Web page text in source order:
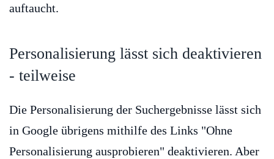
auftaucht.
Personalisierung lässt sich deaktivieren
- teilweise
Die Personalisierung der Suchergebnisse lässt sich
in Google übrigens mithilfe des Links "Ohne
Personalisierung ausprobieren" deaktivieren. Aber